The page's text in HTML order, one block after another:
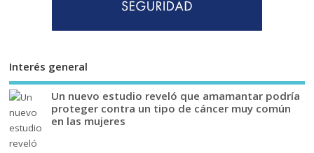
Interés general
Un nuevo estudio reveló que amamantar podría
proteger contra un tipo de cáncer muy común
en las mujeres